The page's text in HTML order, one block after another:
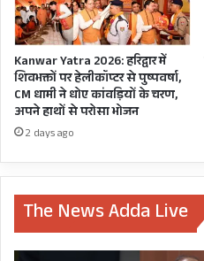
Kanwar Yatra 2026: हरिद्वार में
शिवभक्तों पर हेलीकॉप्टर से पुष्पवर्षा,
CM धामी ने धोए कांवड़ियों के चरण,
अपने हाथों से परोसा भोजन
2 days ago
The News Adda Live